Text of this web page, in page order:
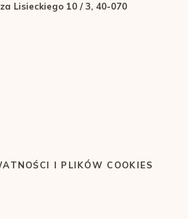
Lisieckiego 10 / 3, 40-070
I PLIKÓW COOKIES